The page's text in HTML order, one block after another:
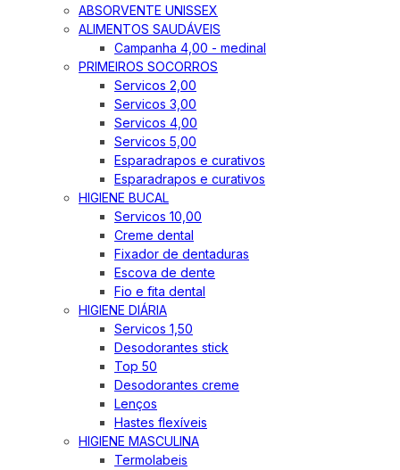
ABSORVENTE UNISSEX
ALIMENTOS SAUDÁVEIS
Campanha 4,00 - medinal
PRIMEIROS SOCORROS
Servicos 2,00
Servicos 3,00
Servicos 4,00
Servicos 5,00
Esparadrapos e curativos
Esparadrapos e curativos
HIGIENE BUCAL
Servicos 10,00
Creme dental
Fixador de dentaduras
Escova de dente
Fio e fita dental
HIGIENE DIÁRIA
Servicos 1,50
Desodorantes stick
Top 50
Desodorantes creme
Lenços
Hastes flexíveis
HIGIENE MASCULINA
Termolabeis